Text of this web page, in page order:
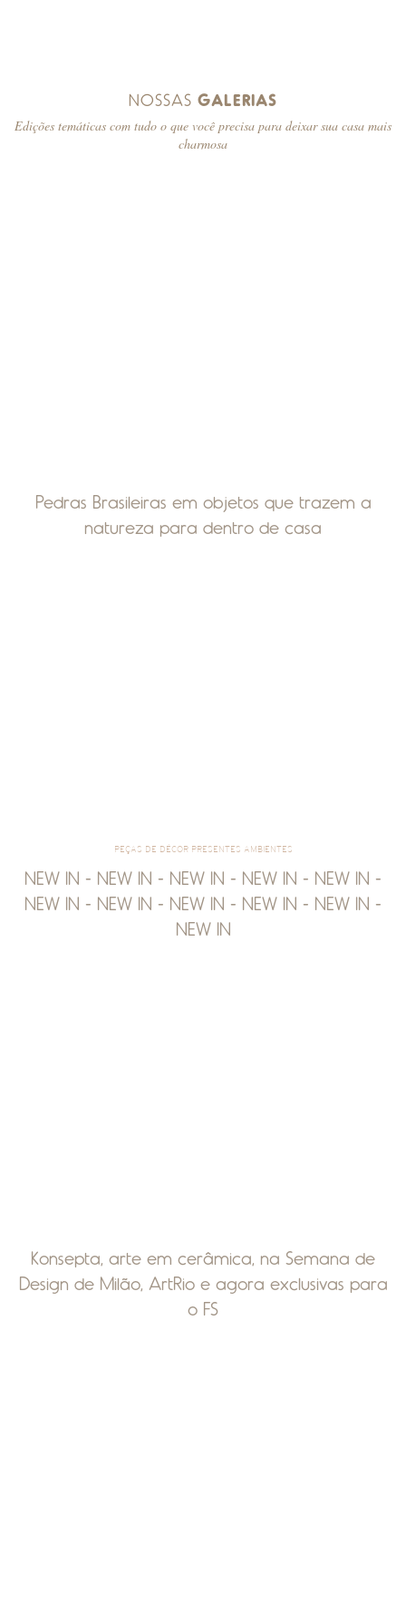
NOSSAS GALERIAS
Edições temáticas com tudo o que você precisa para deixar sua casa mais
charmosa
Pedras Brasileiras em objetos que trazem a
natureza para dentro de casa
PEÇAS DE DÉCOR PRESENTES AMBIENTES
NEW IN - NEW IN - NEW IN - NEW IN - NEW IN -
NEW IN - NEW IN - NEW IN - NEW IN - NEW IN -
NEW IN
Konsepta, arte em cerâmica, na Semana de
Design de Milão, ArtRio e agora exclusivas para
o FS